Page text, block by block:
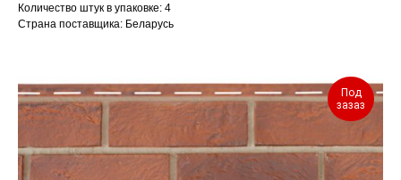
Количество штук в упаковке: 4
Страна поставщика: Беларусь
Под
зазаз